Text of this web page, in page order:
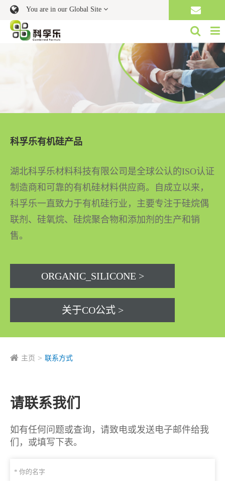
You are in our Global Site
科孚乐有机硅产品
湖北科孚乐材料科技有限公司是全球公认的ISO认证
制造商和可靠的有机硅材料供应商。自成立以来，
科孚乐一直致力于有机硅行业，主要专注于硅烷偶
联剂、硅氧烷、硅烷聚合物和添加剂的生产和销
售。
ORGANIC_SILICONE >
关于CO公式 >
主页 联系方式
请联系我们
如有任何问题或查询，请致电或发送电子邮件给我
们，或填写下表。